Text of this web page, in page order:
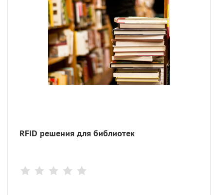
RFID решения для библиотек